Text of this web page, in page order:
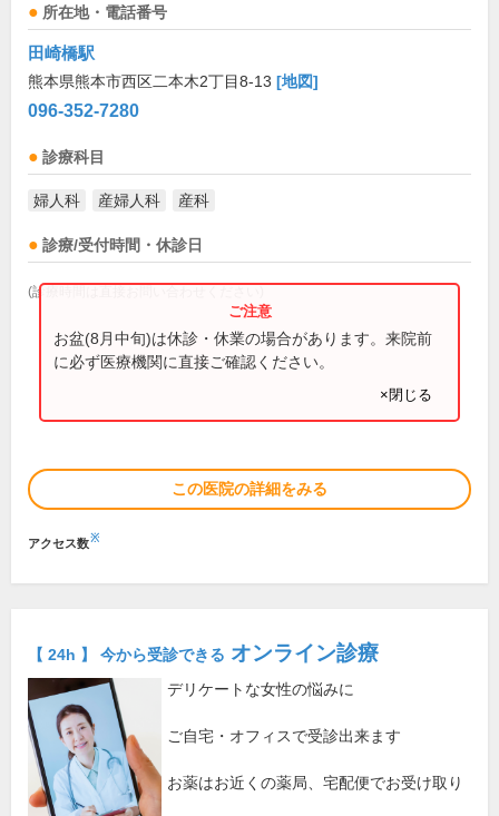
所在地・電話番号
田崎橋駅
熊本県熊本市西区二本木2丁目8-13 [地図]
096-352-7280
診療科目
婦人科 産婦人科 産科
診療/受付時間・休診日
(診療時間は直接お問い合わせください)
お盆(8月中旬)は休診・休業の場合があります。来院前
に必ず医療機関に直接ご確認ください。
×閉じる
この医院の詳細をみる
アクセス数※
【 24h 】 今から受診できる オンライン診療
デリケートな女性の悩みに
ご自宅・オフィスで受診出来ます
お薬はお近くの薬局、宅配便でお受け取り